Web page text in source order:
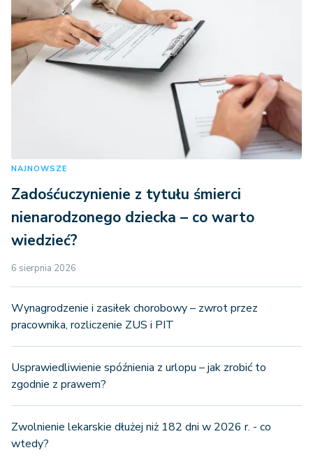
NAJNOWSZE
Zadośćuczynienie z tytułu śmierci
nienarodzonego dziecka – co warto
wiedzieć?
6 sierpnia 2026
Wynagrodzenie i zasiłek chorobowy – zwrot przez
pracownika, rozliczenie ZUS i PIT
Usprawiedliwienie spóźnienia z urlopu – jak zrobić to
zgodnie z prawem?
Zwolnienie lekarskie dłużej niż 182 dni w 2026 r. - co
wtedy?